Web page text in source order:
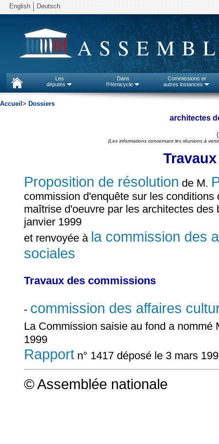
English Deutsch
Les
députés
Dans
l'Hémicycle
Commissions et
autres instances
Accueil > Dossiers
architectes
(Les informations concernant les réunions à
Proposition de résolution de M.
commission d'enquête sur les
maîtrise d'oeuvre par les architectes
janvier 1999
et renvoyée à la commission des
sociales
Travaux des commissions
- commission des affaires
La Commission saisie au fond a nommé
1999
Rapport n° 1417 déposé le 3 mars
© Assemblée nationale